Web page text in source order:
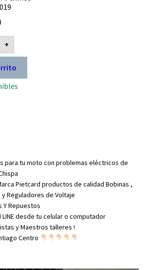
+
para tu moto con problemas eléctricos de
Pietcard productos de calidad Bobinas ,
Reguladores de Voltaje
Y Repuestos
LINE desde tu celular o computador
y Maestros talleres !
Centro